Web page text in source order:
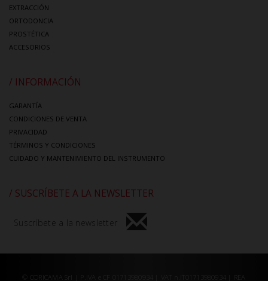
EXTRACCIÓN
ORTODONCIA
PROSTÉTICA
ACCESORIOS
/ INFORMACIÓN
GARANTÍA
CONDICIONES DE VENTA
PRIVACIDAD
TÉRMINOS Y CONDICIONES
CUIDADO Y MANTENIMIENTO DEL INSTRUMENTO
/ SUSCRÍBETE A LA NEWSLETTER
Suscríbete a la newsletter
© CORICAMA Srl | P.IVA e CF 01713980934 | VAT n.IT01713980934 | REA